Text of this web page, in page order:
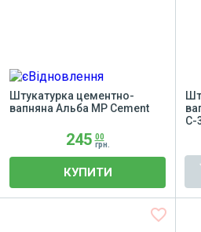
Штукатурка цементно-
вапняна Альба MP Cement
245 00
грн.
КУПИТИ
С-
favorite_border